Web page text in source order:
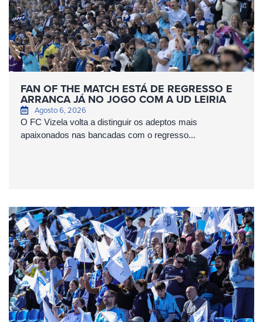
FAN OF THE MATCH ESTÁ DE REGRESSO E
ARRANCA JÁ NO JOGO COM A UD LEIRIA
Agosto 6, 2026
O FC Vizela volta a distinguir os adeptos mais
apaixonados nas bancadas com o regresso...